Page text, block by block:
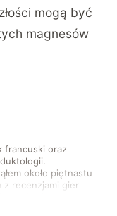
mogą być
magnesów
francuski oraz
około piętnastu
recenzjami gier
publikuję
związane z nauką